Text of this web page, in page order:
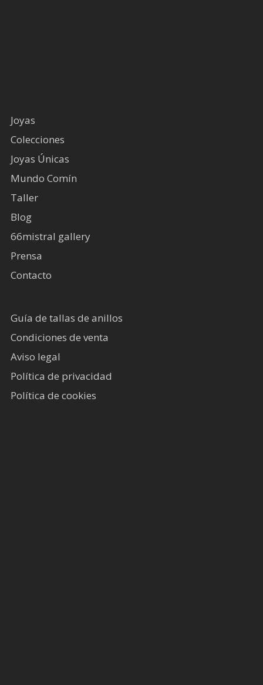
Joyas
Colecciones
Joyas Únicas
Mundo Comín
Taller
Blog
66mistral gallery
Prensa
Contacto
Guía de tallas de anillos
Condiciones de venta
Aviso legal
Política de privacidad
Política de cookies